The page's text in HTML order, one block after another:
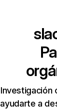
Investigación
ayudarte a